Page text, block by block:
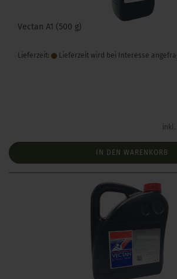
Vectan A1 (500 g)
Lieferzeit: Lieferzeit wird bei Interesse
inkl.
IN DEN WARENKORB